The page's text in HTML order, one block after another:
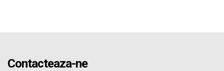
Contacteaza-ne